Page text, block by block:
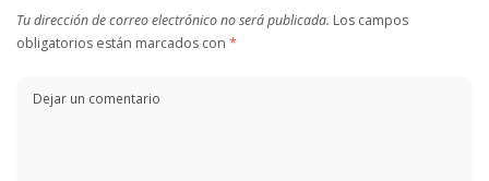
Tu dirección de correo electrónico no será publicada. Los campos
obligatorios están marcados con *